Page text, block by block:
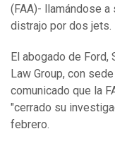
(FAA)- llamándose
distrajo por dos jets.
El abogado de
Law Group, con
comunicado que la
"cerrado su
febrero.